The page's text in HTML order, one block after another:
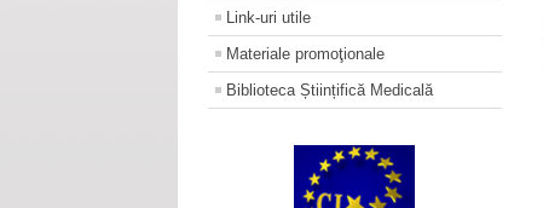
Link-uri utile
Materiale promoţionale
Biblioteca Științifică Medicală